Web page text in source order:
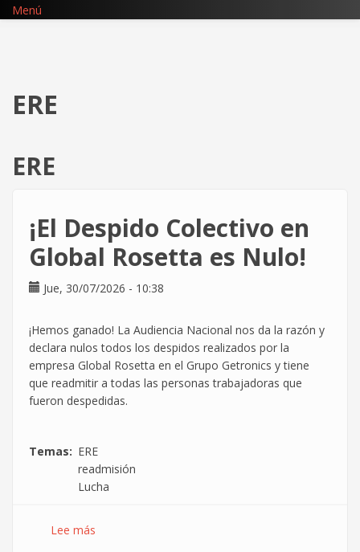
Pasar
Menú
ERE
ERE
¡El Despido Colectivo en
Global Rosetta es Nulo!
Jue, 30/07/2026 - 10:38
¡Hemos ganado! La Audiencia Nacional nos da la razón y
declara nulos todos los despidos realizados por la
empresa Global Rosetta en el Grupo Getronics y tiene
que readmitir a todas las personas trabajadoras que
fueron despedidas.
Temas
ERE
readmisión
Lucha
Lee más